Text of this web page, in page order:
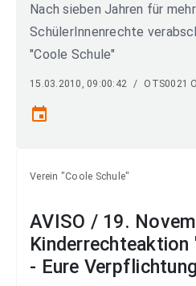
Nach sieben Jahren für mehr
SchülerInnenrechte
"Coole Schule"
15.03.2010, 09:00:42 / OTS0021
event
Verein "Coole Schule"
AVISO / 19.
Kinderrechteaktion
- Eure